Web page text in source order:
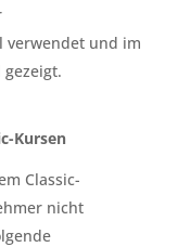
verwendet und im
Kursen
Classic-
nicht